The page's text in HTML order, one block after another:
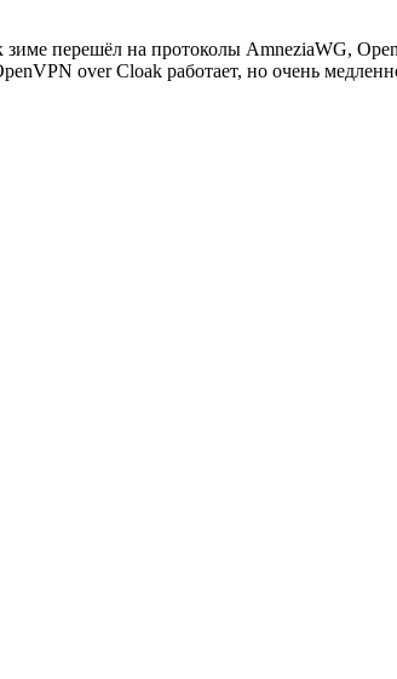
перешёл на протоколы AmneziaWG,
over Cloak работает, но очень